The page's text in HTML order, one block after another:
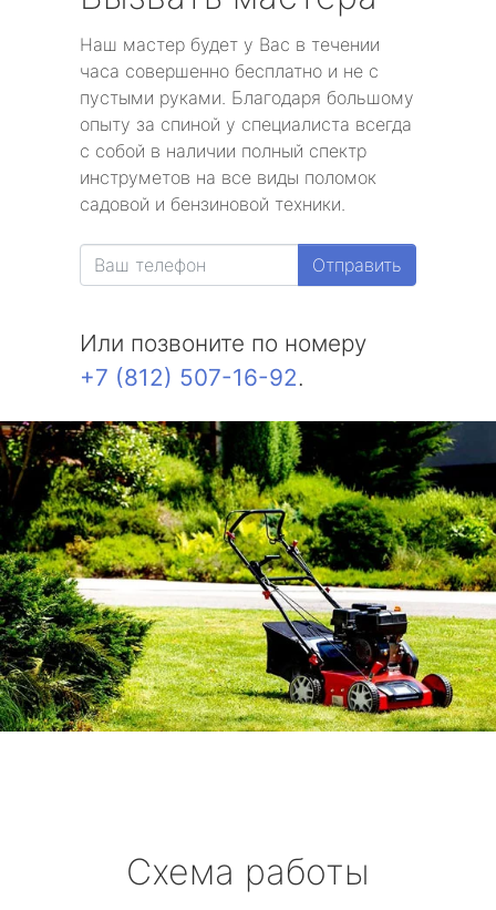
Наш мастер будет у Вас в течении
часа совершенно бесплатно и не с
пустыми руками. Благодаря большому
опыту за спиной у специалиста всегда
с собой в наличии полный спектр
инструметов на все виды поломок
садовой и бензиновой техники.
Отправить
Или позвоните по номеру
+7 (812) 507-16-92.
Схема работы